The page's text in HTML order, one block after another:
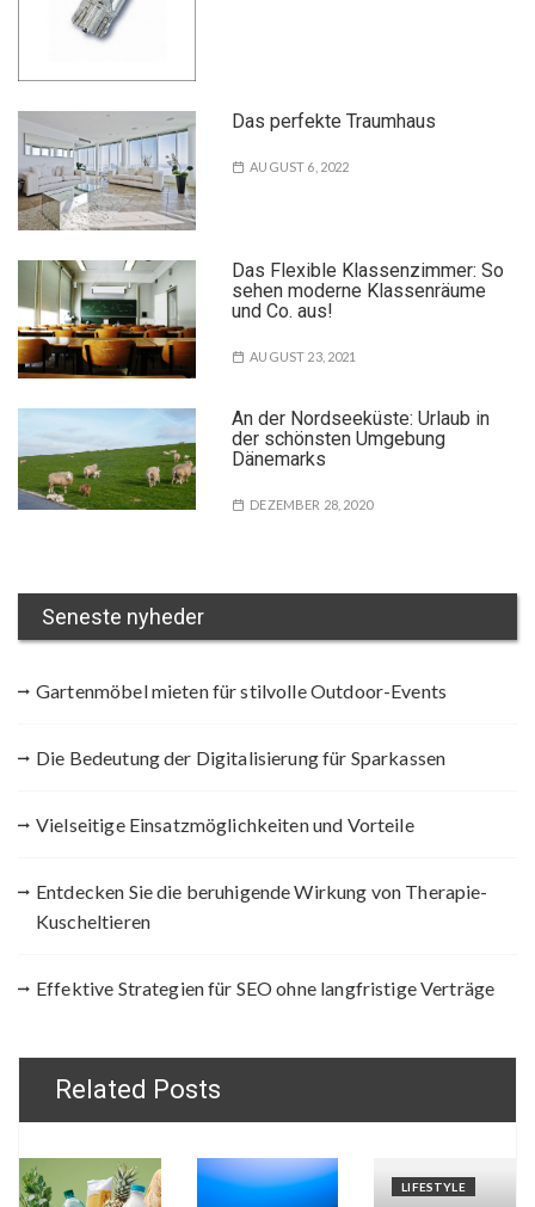
Das perfekte Traumhaus
AUGUST 6, 2022
Das Flexible Klassenzimmer: So
sehen moderne Klassenräume
und Co. aus!
AUGUST 23, 2021
An der Nordseeküste: Urlaub in
der schönsten Umgebung
Dänemarks
DEZEMBER 28, 2020
Seneste nyheder
Gartenmöbel mieten für stilvolle Outdoor-Events
Die Bedeutung der Digitalisierung für Sparkassen
Vielseitige Einsatzmöglichkeiten und Vorteile
Entdecken Sie die beruhigende Wirkung von Therapie-
Kuscheltieren
Effektive Strategien für SEO ohne langfristige Verträge
Related Posts
LIFESTYLE